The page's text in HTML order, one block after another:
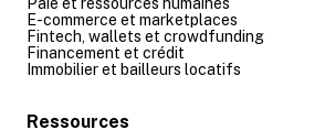
E-commerce et marketplaces
Fintech, wallets et crowdfunding
Financement et crédit
Immobilier et bailleurs locatifs
Ressources